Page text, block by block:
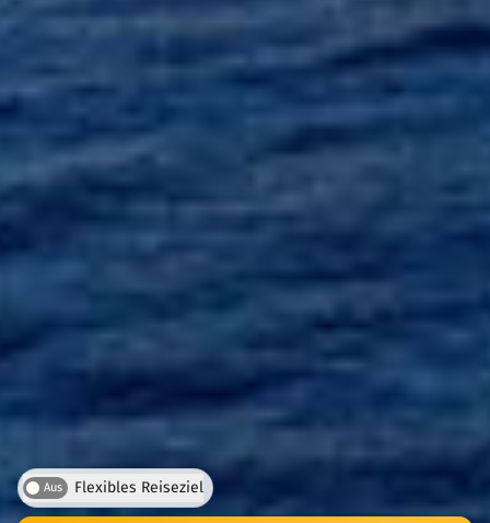
Aus Flexibles Reiseziel